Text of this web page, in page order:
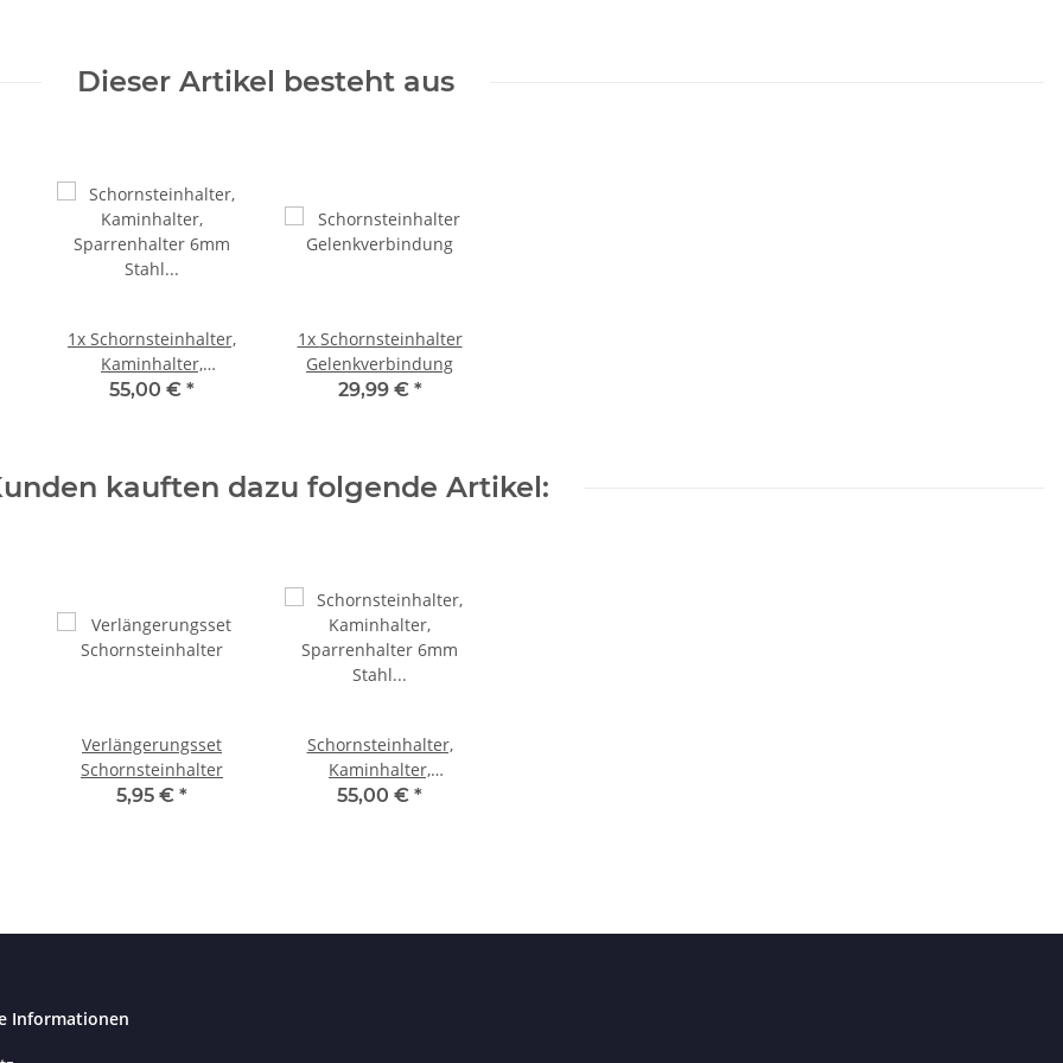
Dieser Artikel besteht aus
1x Schornsteinhalter,
Kaminhalter,
Sparrenhalter 6mm
55,00 € *
1x Schornsteinhalter
Gelenkverbindung
29,99 € *
kauften dazu folgende Artikel:
Verlängerungsset
Schornsteinhalter
5,95 € *
Schornsteinhalter,
Kaminhalter,
Sparrenhalter 6mm
55,00 € *
Informationen